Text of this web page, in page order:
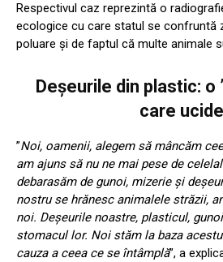
Respectivul caz reprezintă o
ecologice cu care statul se confruntă
poluare și de faptul că multe animale
Deșeurile din plastic: o
care ucide
”Noi, oamenii, alegem să mâncăm
am ajuns să nu ne mai pese de
debarasăm de gunoi, mizerie și
nostru se hrănesc animalele străzii,
noi. Deșeurile noastre, plasticul,
stomacul lor. Noi stăm la baza
cauza a ceea ce se întâmplă”, a